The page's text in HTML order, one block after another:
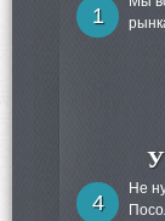
1
4
Не